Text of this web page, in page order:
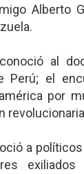
Alberto
al
Perú; el
por
a
exiliados